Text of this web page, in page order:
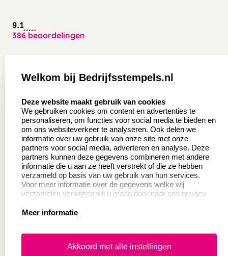
9.1
386 beoordelingen
Aanvraag op maat
Wederverkoper
worden
Sale
Betaling & Verzending
Contact opnemen
Veel gestelde vragen
Retourneren
Herroepingsrecht
Productinformatie:
Instructie voor
Aanleverspecificaties
Welkom bij Bedrijfsstempels.nl
Deze website maakt gebruik van cookies
We gebruiken cookies om content en advertenties te
personaliseren, om functies voor social media te bieden en
om ons websiteverkeer te analyseren. Ook delen we
informatie over uw gebruik van onze site met onze
partners voor social media, adverteren en analyse. Deze
partners kunnen deze gegevens combineren met andere
informatie die u aan ze heeft verstrekt of die ze hebben
verzameld op basis van uw gebruik van hun services.
Voor meer informatie over de gegevens welke wij
verzamelen verwijzen wij u graag door naar ons privacy
Meer informatie
Akkoord met alle instellingen